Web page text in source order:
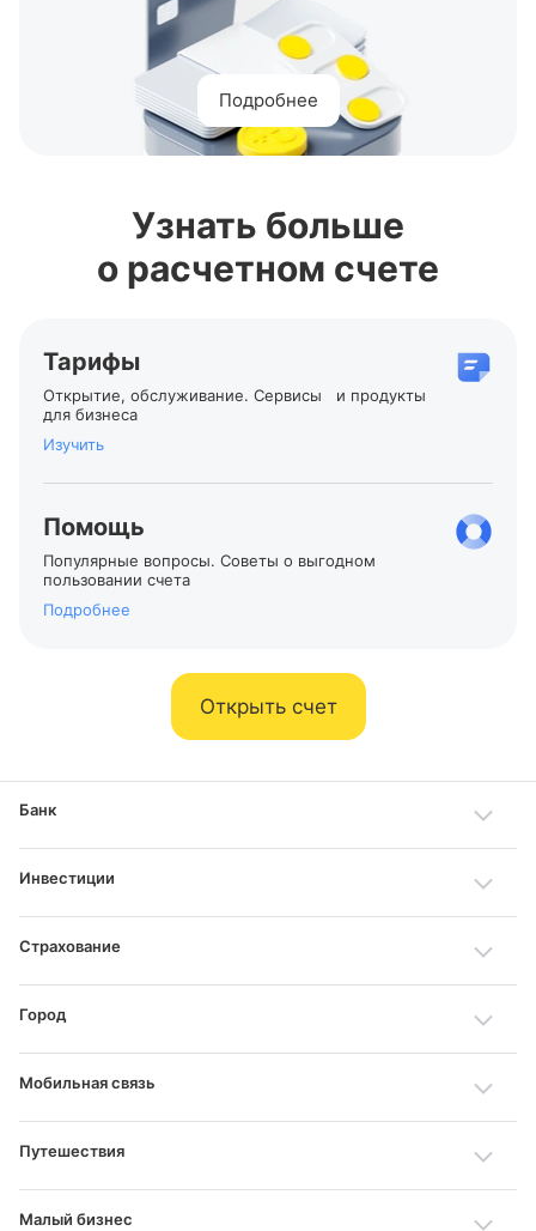
Подробнее
Узнать больше
о расчетном счете
Тарифы
Открытие, обслуживание. Сервисы и продукты
для бизнеса
Изучить
Помощь
Популярные вопросы. Советы о выгодном
пользовании счета
Подробнее
Открыть счет
Банк
Инвестиции
Страхование
Город
Мобильная связь
Путешествия
Малый бизнес